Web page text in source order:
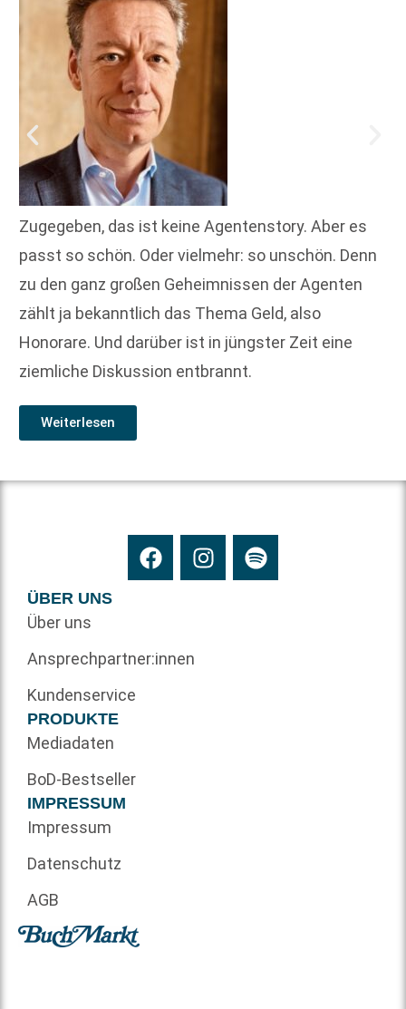
Zugegeben, das ist keine Agentenstory. Aber es
passt so schön. Oder vielmehr: so unschön. Denn
zu den ganz großen Geheimnissen der Agenten
zählt ja bekanntlich das Thema Geld, also
Honorare. Und darüber ist in jüngster Zeit eine
ziemliche Diskussion entbrannt.
Weiterlesen
ÜBER UNS
Über uns
Ansprechpartner:innen
Kundenservice
PRODUKTE
Mediadaten
BoD-Bestseller
IMPRESSUM
Impressum
Datenschutz
AGB